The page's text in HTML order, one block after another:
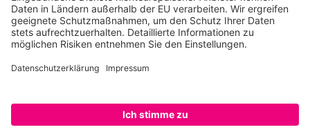
von der Körperschaftssteuer gem. §5 I 9 KStg. unter der
Steuernummer 27/641/09321